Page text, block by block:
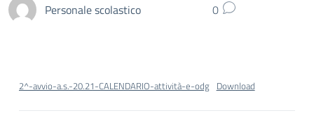
Personale scolastico 0
2^-avvio-a.s.-20.21-CALENDARIO-attività-e-odg Download